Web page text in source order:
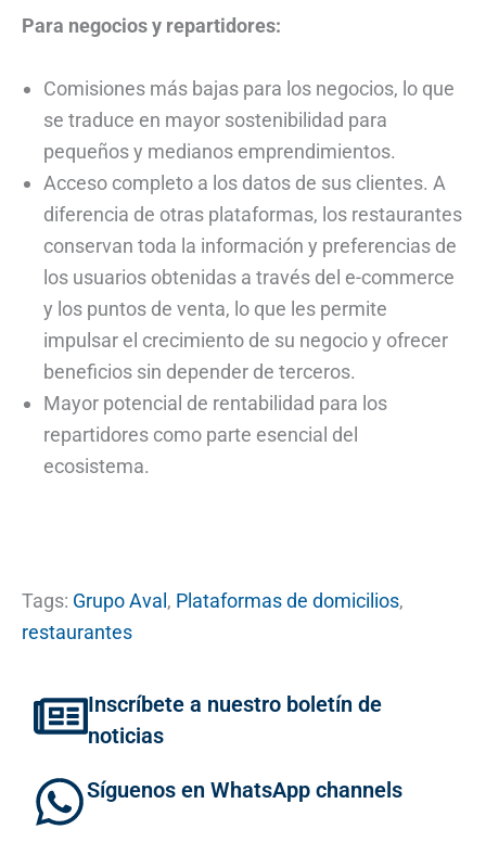
Para negocios y repartidores:
Comisiones más bajas para los negocios, lo que
se traduce en mayor sostenibilidad para
pequeños y medianos emprendimientos.
Acceso completo a los datos de sus clientes. A
diferencia de otras plataformas, los restaurantes
conservan toda la información y preferencias de
los usuarios obtenidas a través del e-commerce
y los puntos de venta, lo que les permite
impulsar el crecimiento de su negocio y ofrecer
beneficios sin depender de terceros.
Mayor potencial de rentabilidad para los
repartidores como parte esencial del
ecosistema.
Tags: Grupo Aval , Plataformas de domicilios,
restaurantes
Inscríbete a nuestro boletín de
noticias
Síguenos en WhatsApp channels